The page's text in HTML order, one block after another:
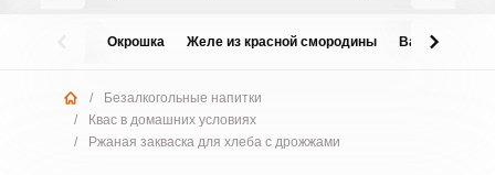
Окрошка Желе из красной смородины Варенье из
/
Безалкогольные напитки
/
Квас в домашних условиях
/
Ржаная закваска для хлеба с дрожжами